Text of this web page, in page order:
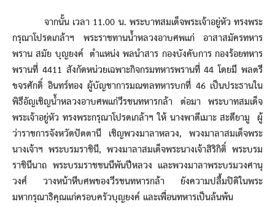
จากนั้น เวลา 11.00 น. พระบาทสมเด็จพระเจ้าอยู่หัว ทรงพระ
กรุณาโปรดเกล้าฯ พระราชทานน้ำหลวงอาบศพแก่ อาสาสมัครทหาร
พราน สมัย บุญยงค์ ตำแหน่ง พลนำสาร กองบังคับการ กองร้อยทหาร
พรานที่ 4411 สังกัดหน่วยเฉพาะกิจกรมทหารพรานที่ 44 โดยมี พลตรี
ขจรศักดิ์ อินทร์ทอง ผู้บัญชาการมณฑลทหารบกที่ 46 เป็นประธานใน
พิธีอัญเชิญน้ำหลวงอาบศพแก่วีรชนทหารกล้า ต่อมา พระบาทสมเด็จ
พระเจ้าอยู่หัว ทรงพระกรุณาโปรดเกล้าฯ ให้ นางพาตีเมาะ สะดียามู ผู้
ว่าราชการจังหวัดปัตตานี เชิญพวงมาลาหลวง, พวงมาลาสมเด็จพระ
นางเจ้าฯ พระบรมราชินี, พวงมาลาสมเด็จพระนางเจ้าสิริกิติ์ พระบรม
ราชินีนาถ พระบรมราชชนนีพันปีหลวง และพวงมาลาพระบรมวงศานุ
วงศ์ วางหน้าหีบศพของวีรชนทหารกล้า ยังความปลื้มปิติในพระ
มหากรุณาธิคุณแก่ครอบครัวบุญยงค์ และเพื่อนทหารเป็นล้นพ้น